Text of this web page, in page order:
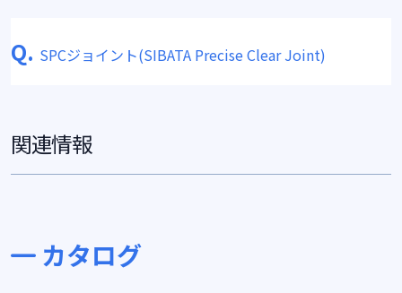
Q. SPCジョイント(SIBATA Precise Clear Joint)
関連情報
カタログ